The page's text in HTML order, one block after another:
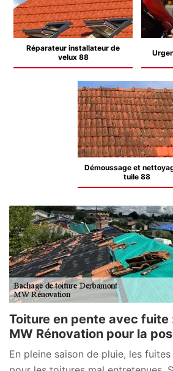
Réparateur installateur de
velux 88
Démoussage et
tuile 88
Toiture en pente avec fuite
MW Rénovation pour la
En pleine saison de pluie, les